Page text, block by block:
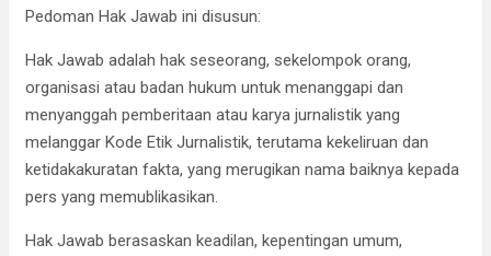
Pedoman Hak Jawab ini disusun:
Hak Jawab adalah hak seseorang, sekelompok orang,
organisasi atau badan hukum untuk menanggapi dan
menyanggah pemberitaan atau karya jurnalistik yang
melanggar Kode Etik Jurnalistik, terutama kekeliruan dan
ketidakakuratan fakta, yang merugikan nama baiknya kepada
pers yang memublikasikan.
Hak Jawab berasaskan keadilan, kepentingan umum,